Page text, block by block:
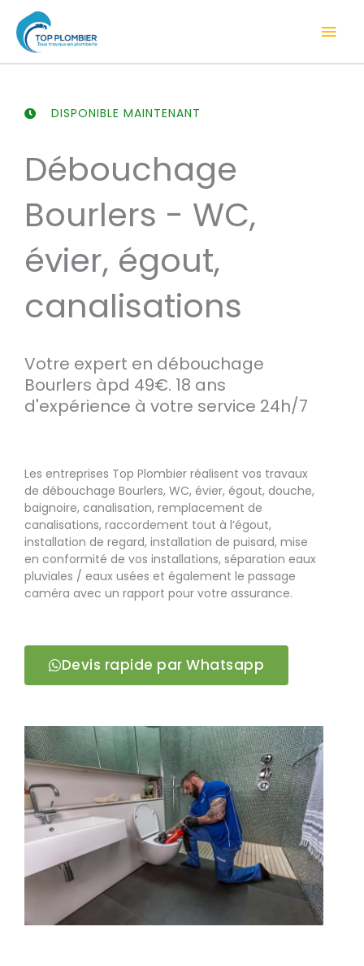
contenu
DISPONIBLE MAINTENANT
Débouchage
Bourlers - WC,
évier, égout,
canalisations
Votre expert en débouchage
Bourlers àpd 49€. 18 ans
d'expérience à votre service 24h/7
Les entreprises Top Plombier réalisent vos travaux
de débouchage Bourlers, WC, évier, égout, douche,
baignoire, canalisation, remplacement de
canalisations, raccordement tout à l’égout,
installation de regard, installation de puisard, mise
en conformité de vos installations, séparation eaux
pluviales / eaux usées et également le passage
caméra avec un rapport pour votre assurance.
Devis rapide par Whatsapp